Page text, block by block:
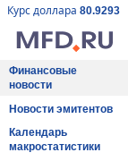
Курс доллара 80.9293
Финансовые
новости
Новости эмитентов
Календарь
макростатистики